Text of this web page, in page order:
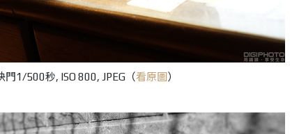
1/500秒, ISO 800, JPEG（看原圖）